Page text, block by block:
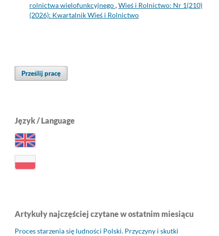
rolnictwa wielofunkcyjnego,Wieś i Rolnictwo: Nr 1(210)
(2026): Kwartalnik Wieś i Rolnictwo
Prześlij pracę
Język / Language
Artykuły najczęściej czytane w ostatnim miesiącu
Proces starzenia się ludności Polski. Przyczyny i skutki